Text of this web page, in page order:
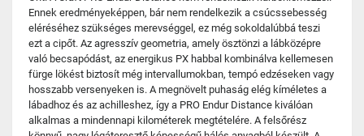
Ennek eredményeképpen, bár nem rendelkezik a csúcssebesség
eléréséhez szükséges merevséggel, ez még sokoldalúbbá teszi
ezt a cipőt. Az agresszív geometria, amely ösztönzi a lábközépre
való becsapódást, az energikus PX habbal kombinálva kellemesen
fürge lökést biztosít még intervallumokban, tempó edzéseken vagy
hosszabb versenyeken is. A megnövelt puhaság elég kíméletes a
lábadhoz és az achilleshez, így a PRO Endur Distance kiválóan
alkalmas a mindennapi kilométerek megtételére. A felsőrész